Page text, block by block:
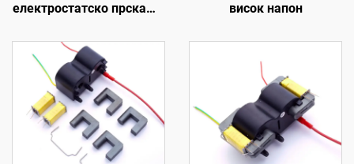
електростатско прскање
висок напон